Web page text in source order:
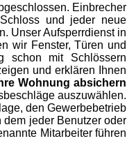
Einbrecher
und jeder neue
Unser Aufsperrdienst in
wir Fenster, Türen und
schon mit Schlössern
und erklären Ihnen
Wohnung absichern
auszuwählen.
den Gewerbebetrieb
jeder Benutzer oder
Mitarbeiter führen